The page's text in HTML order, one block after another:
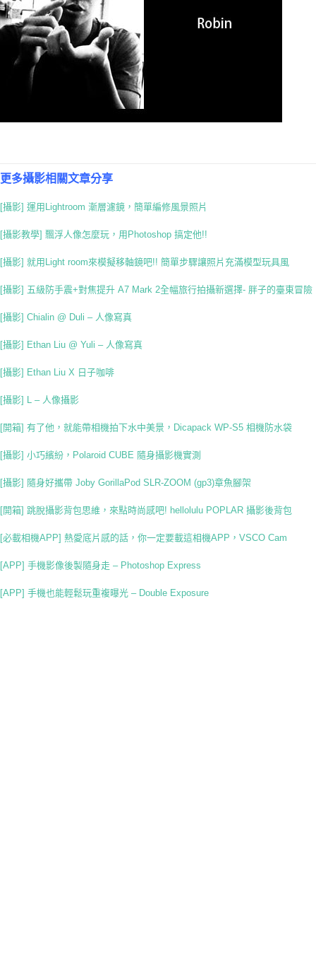
更多攝影相關文章分享
[攝影] 運用Lightroom 漸層濾鏡，簡單編修風景照片
[攝影教學] 飄浮人像怎麼玩，用Photoshop 搞定他!!
[攝影] 就用Light room來模擬移軸鏡吧!! 簡單步驟讓照片充滿模型玩具風
[攝影] 五級防手震+對焦提升 A7 Mark 2全幅旅行拍攝新選擇- 胖子的臺東冒險
[攝影] Chialin @ Duli – 人像寫真
[攝影] Ethan Liu @ Yuli – 人像寫真
[攝影] Ethan Liu X 日子咖啡
[攝影] L – 人像攝影
[開箱] 有了他，就能帶相機拍下水中美景，Dicapack WP-S5 相機防水袋
[攝影] 小巧繽紛，Polaroid CUBE 隨身攝影機實測
[攝影] 隨身好攜帶 Joby GorillaPod SLR-ZOOM (gp3)章魚腳架
[開箱] 跳脫攝影背包思維，來點時尚感吧! hellolulu POPLAR 攝影後背包
[必載相機APP] 熱愛底片感的話，你一定要載這相機APP，VSCO Cam
[APP] 手機影像後製隨身走 – Photoshop Express
[APP] 手機也能輕鬆玩重複曝光 – Double Exposure